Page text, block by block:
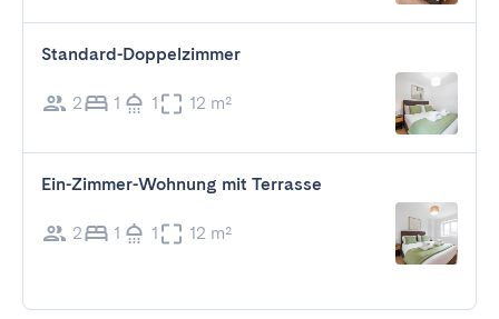
Standard-Doppelzimmer
2 1 1 12 m²
Ein-Zimmer-Wohnung mit Terrasse
2 1 1 12 m²